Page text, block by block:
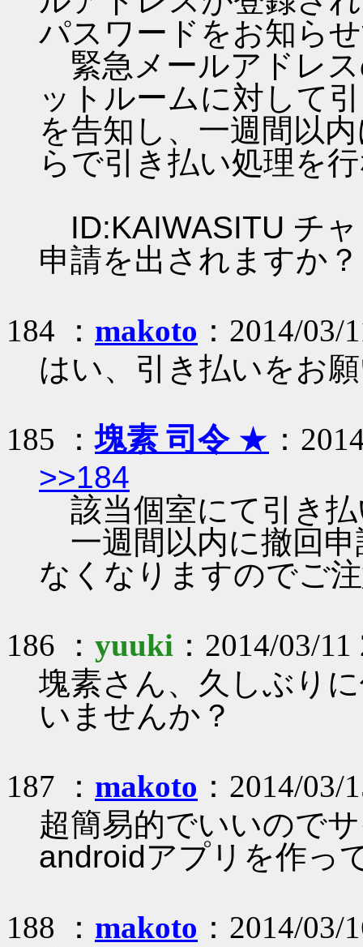
パスワードをお知ら
緊急メールアドレ
ットルームに対して
を告知し、一週間以
らで引き払い処理を
ID:KAIWASITU チ
申請を出されますか？
184 ： makoto ：2014/
はい、引き払いをお
185 ：塊素 司令★ ：
>>184
該当個室にて引き
一週間以内に撤回申
なくなりますのでご
186 ： yuuki ：2014/03/
塊素さん、久しぶり
いませんか？
187 ： makoto ：2014/
超簡易的でいいので
androidアプリを作っ
188 ： makoto ：2014/